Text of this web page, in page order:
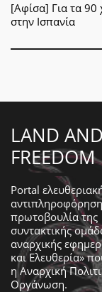
[Αφίσα] Για τα 90
στην Ισπανία
LAND AND
FREEDOM
Portal
πρωτοβουλία της
συντακτικής
αναρχικής
και Ελευθερία»
ηΑναρχική
Οργάνωση.